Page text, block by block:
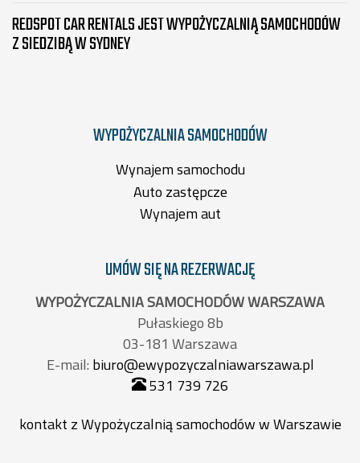
REDSPOT CAR RENTALS JEST WYPOŻYCZALNIĄ SAMOCHODÓW
Z SIEDZIBĄ W SYDNEY
WYPOŻYCZALNIA SAMOCHODÓW
Wynajem samochodu
Auto zastępcze
Wynajem aut
UMÓW SIĘ NA REZERWACJĘ
WYPOŻYCZALNIA SAMOCHODÓW WARSZAWA
Pułaskiego 8b
03-181 Warszawa
E-mail: biuro@ewypozyczalniawarszawa.pl
531 739 726
kontakt z Wypożyczalnią samochodów w Warszawie